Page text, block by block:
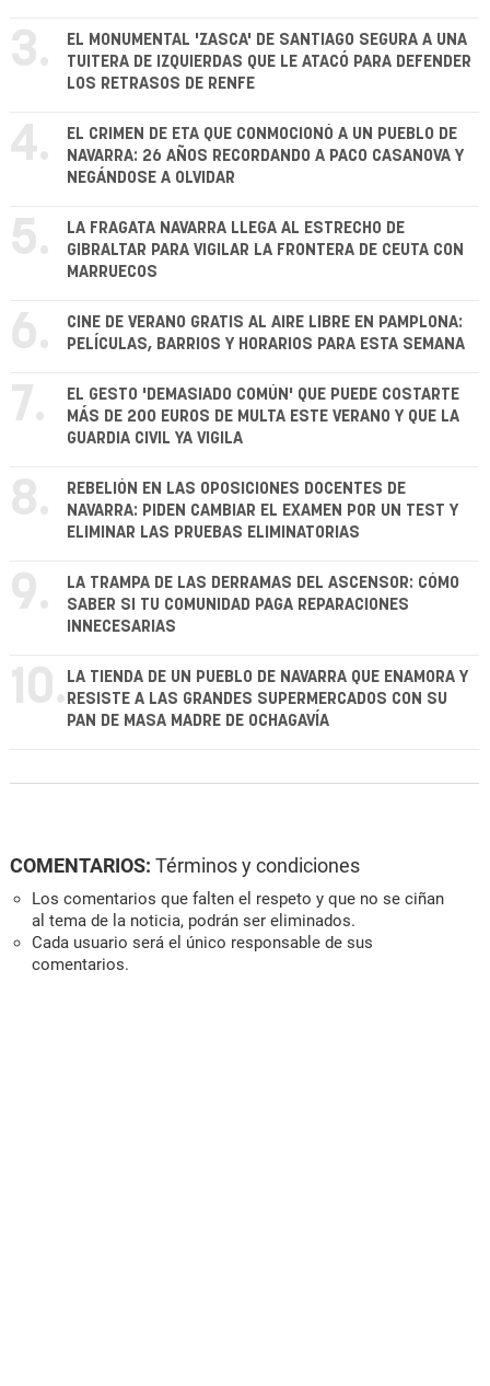
3.
EL MONUMENTAL 'ZASCA' DE SANTIAGO SEGURA A UNA
TUITERA DE IZQUIERDAS QUE LE ATACÓ PARA DEFENDER
LOS RETRASOS DE RENFE
4.
EL CRIMEN DE ETA QUE CONMOCIONÓ A UN PUEBLO DE
NAVARRA: 26 AÑOS RECORDANDO A PACO CASANOVA Y
NEGÁNDOSE A OLVIDAR
5.
LA FRAGATA NAVARRA LLEGA AL ESTRECHO DE
GIBRALTAR PARA VIGILAR LA FRONTERA DE CEUTA CON
MARRUECOS
6.
CINE DE VERANO GRATIS AL AIRE LIBRE EN PAMPLONA:
PELÍCULAS, BARRIOS Y HORARIOS PARA ESTA SEMANA
7.
EL GESTO 'DEMASIADO COMÚN' QUE PUEDE COSTARTE
MÁS DE 200 EUROS DE MULTA ESTE VERANO Y QUE LA
GUARDIA CIVIL YA VIGILA
8.
REBELIÓN EN LAS OPOSICIONES DOCENTES DE
NAVARRA: PIDEN CAMBIAR EL EXAMEN POR UN TEST Y
ELIMINAR LAS PRUEBAS ELIMINATORIAS
9.
LA TRAMPA DE LAS DERRAMAS DEL ASCENSOR: CÓMO
SABER SI TU COMUNIDAD PAGA REPARACIONES
INNECESARIAS
10. LA TIENDA DE UN PUEBLO DE NAVARRA QUE ENAMORA Y
RESISTE A LAS GRANDES SUPERMERCADOS CON SU
PAN DE MASA MADRE DE OCHAGAVÍA
COMENTARIOS: Términos y condiciones
Los comentarios que falten el respeto y que no se ciñan
al tema de la noticia, podrán ser eliminados.
Cada usuario será el único responsable de sus
comentarios.